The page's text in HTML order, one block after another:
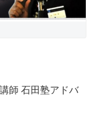
師 石田塾アドバ